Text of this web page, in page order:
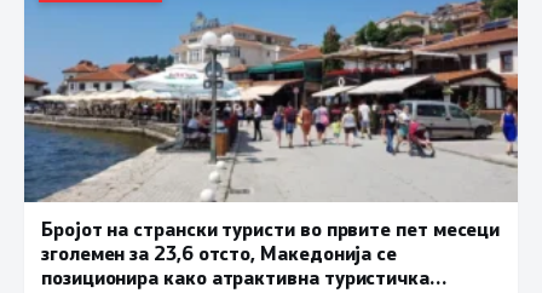
Бројот на странски туристи во првите пет месеци
зголемен за 23,6 отсто, Македонија се
позиционира како атрактивна туристичка